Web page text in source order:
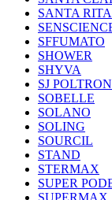
SANTA RITA
SFFUMATO
SHOWER
SHYVA
SJ
SOBELLE
SOLANO
SOLING
SOURCIL
STAND
STERMAX
SUPER
SUPERMAX